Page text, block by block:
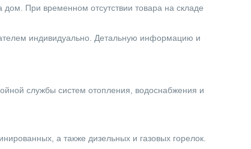
При временном отсутствии товара на складе
индивидуально. Детальную информацию и
службы систем отопления, водоснабжения и
а также дизельных и газовых горелок.